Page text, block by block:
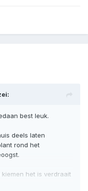
best leuk.
deels laten
rond het
het is verdraait